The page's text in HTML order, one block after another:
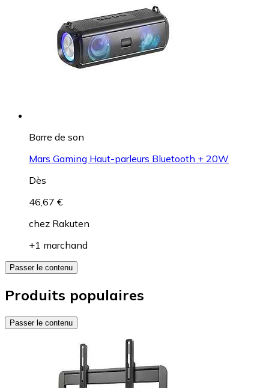
Barre de son
Mars Gaming Haut-parleurs Bluetooth + 20W
Dès
46,67 €
chez Rakuten
+1 marchand
Passer le contenu
Produits populaires
Passer le contenu